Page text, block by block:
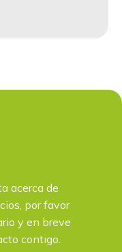
acerca de
por favor
y en breve
contigo.